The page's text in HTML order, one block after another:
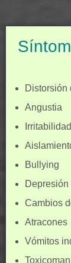
Distorsión
Angustia
Irritabilidad
Bullying
Depresión
Cambios
Atracones
Vómitos